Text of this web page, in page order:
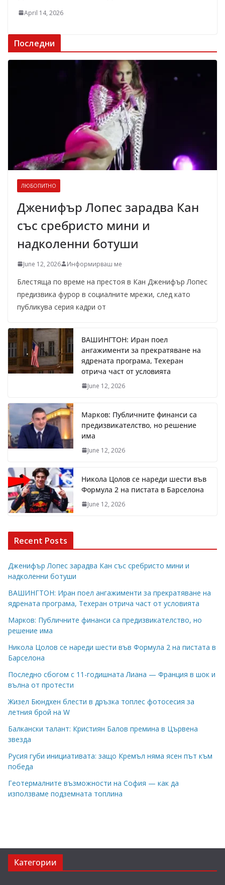
April 14, 2026
Последни
ЛЮБОПИТНО
Дженифър Лопес зарадва Кан
със сребристо мини и
надколенни ботуши
June 12, 2026 Информирваш ме
Блестяща по време на престоя в Кан Дженифър Лопес
предизвика фурор в социалните мрежи, след като
публикува серия кадри от
ВАШИНГТОН: Иран поел
ангажименти за прекратяване на
ядрената програма, Техеран
отрича част от условията
June 12, 2026
Марков: Публичните финанси са
предизвикателство, но решение
има
June 12, 2026
Никола Цолов се нареди шести във
Формула 2 на пистата в Барселона
June 12, 2026
Recent Posts
Дженифър Лопес зарадва Кан със сребристо мини и
надколенни ботуши
ВАШИНГТОН: Иран поел ангажименти за прекратяване на
ядрената програма, Техеран отрича част от условията
Марков: Публичните финанси са предизвикателство, но
решение има
Никола Цолов се нареди шести във Формула 2 на пистата в
Барселона
Последно сбогом с 11-годишната Лиана — Франция в шок и
вълна от протести
Жизел Бюндхен блести в дръзка топлес фотосесия за
летния брой на W
Балкански талант: Кристиян Балов премина в Цървена
звезда
Русия губи инициативата: защо Кремъл няма ясен път към
победа
Геотермалните възможности на София — как да
използваме подземната топлина
Категории